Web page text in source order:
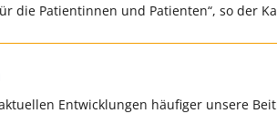
die Patientinnen und Patienten“, so der
Entwicklungen häufiger unsere